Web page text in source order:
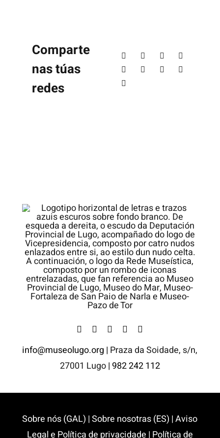
Comparte
nas túas
redes
info@museolugo.org | Praza da Soidade, s/n,
27001 Lugo| 982 242 112
Sobre nós (GAL) |Sobre nosotras (ES) |Aviso
Legal e Política de privacidade | Política de